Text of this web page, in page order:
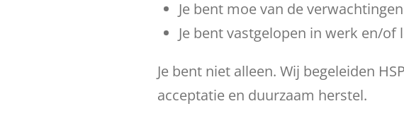
Je bent moe van de
Je bent vastgelopen in werk en/of
Je bent niet alleen. Wij begeleiden
acceptatie en duurzaam herstel.